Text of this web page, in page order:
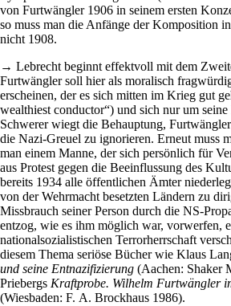
von Furtwängler 1906 in seinem ersten
so muss man die Anfänge der Komposition
nicht 1908.
→ Lebrecht beginnt effektvoll mit dem
Furtwängler soll hier als moralisch
erscheinen, der es sich mitten im Krieg gut
wealthiest conductor“) und sich nur um
Schwerer wiegt die Behauptung,
die Nazi-Greuel zu ignorieren. Erneut muss
man einem Manne, der sich persönlich für
aus Protest gegen die Beeinflussung des
bereits 1934 alle öffentlichen Ämter
von der Wehrmacht besetzten Ländern zu
Missbrauch seiner Person durch die NS-
entzog, wie es ihm möglich war, vorwerfen,
nationalsozialistischen Terrorherrschaft
diesem Thema seriöse Bücher wie Klaus
und seine Entnazifizierung (Aachen: Shaker
Priebergs Kraftprobe. Wilhelm Furtwängler
(Wiesbaden: F. A. Brockhaus 1986).